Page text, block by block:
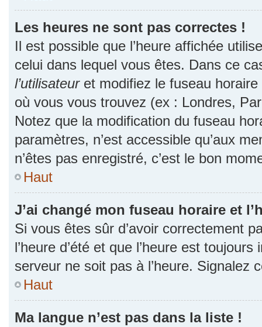
Les heures ne sont pas correctes !
Il est possible que l’heure affichée
celui dans lequel vous êtes. Dans ce
l’utilisateuret modifiez le fuseau horaire
où vous vous trouvez (ex : Londres,
Notez que la modification du fuseau
paramètres, n’est accessible qu’aux
n’êtes pas enregistré, c’est le bon
Haut
J’ai changé mon fuseau horaire et
Si vous êtes sûr d’avoir correctement
l’heure d’été et que l’heure est
serveur ne soit pas à l’heure. Signalez
Haut
Ma langue n’est pas dans la liste !